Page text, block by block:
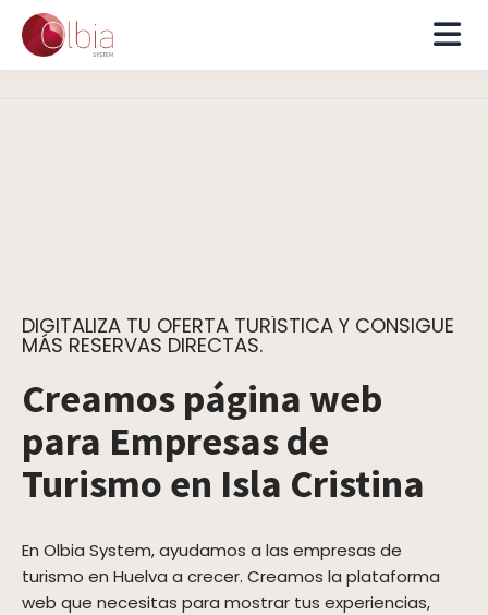
DIGITALIZA TU OFERTA TURÍSTICA Y CONSIGUE
MÁS RESERVAS DIRECTAS.
Creamos página web
para Empresas de
Turismo en Isla Cristina
En Olbia System, ayudamos a las empresas de
turismo en Huelva a crecer. Creamos la plataforma
web que necesitas para mostrar tus experiencias,